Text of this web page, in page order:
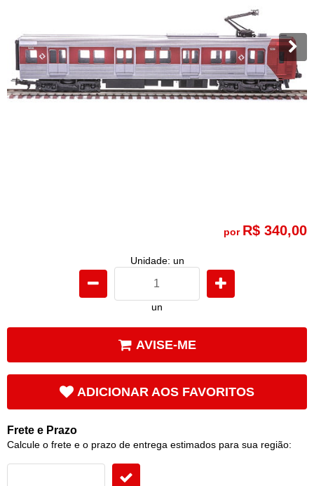
por R$ 340,00
Unidade: un
un
AVISE-ME
ADICIONAR AOS FAVORITOS
Frete e Prazo
Calcule o frete e o prazo de entrega estimados para sua região: